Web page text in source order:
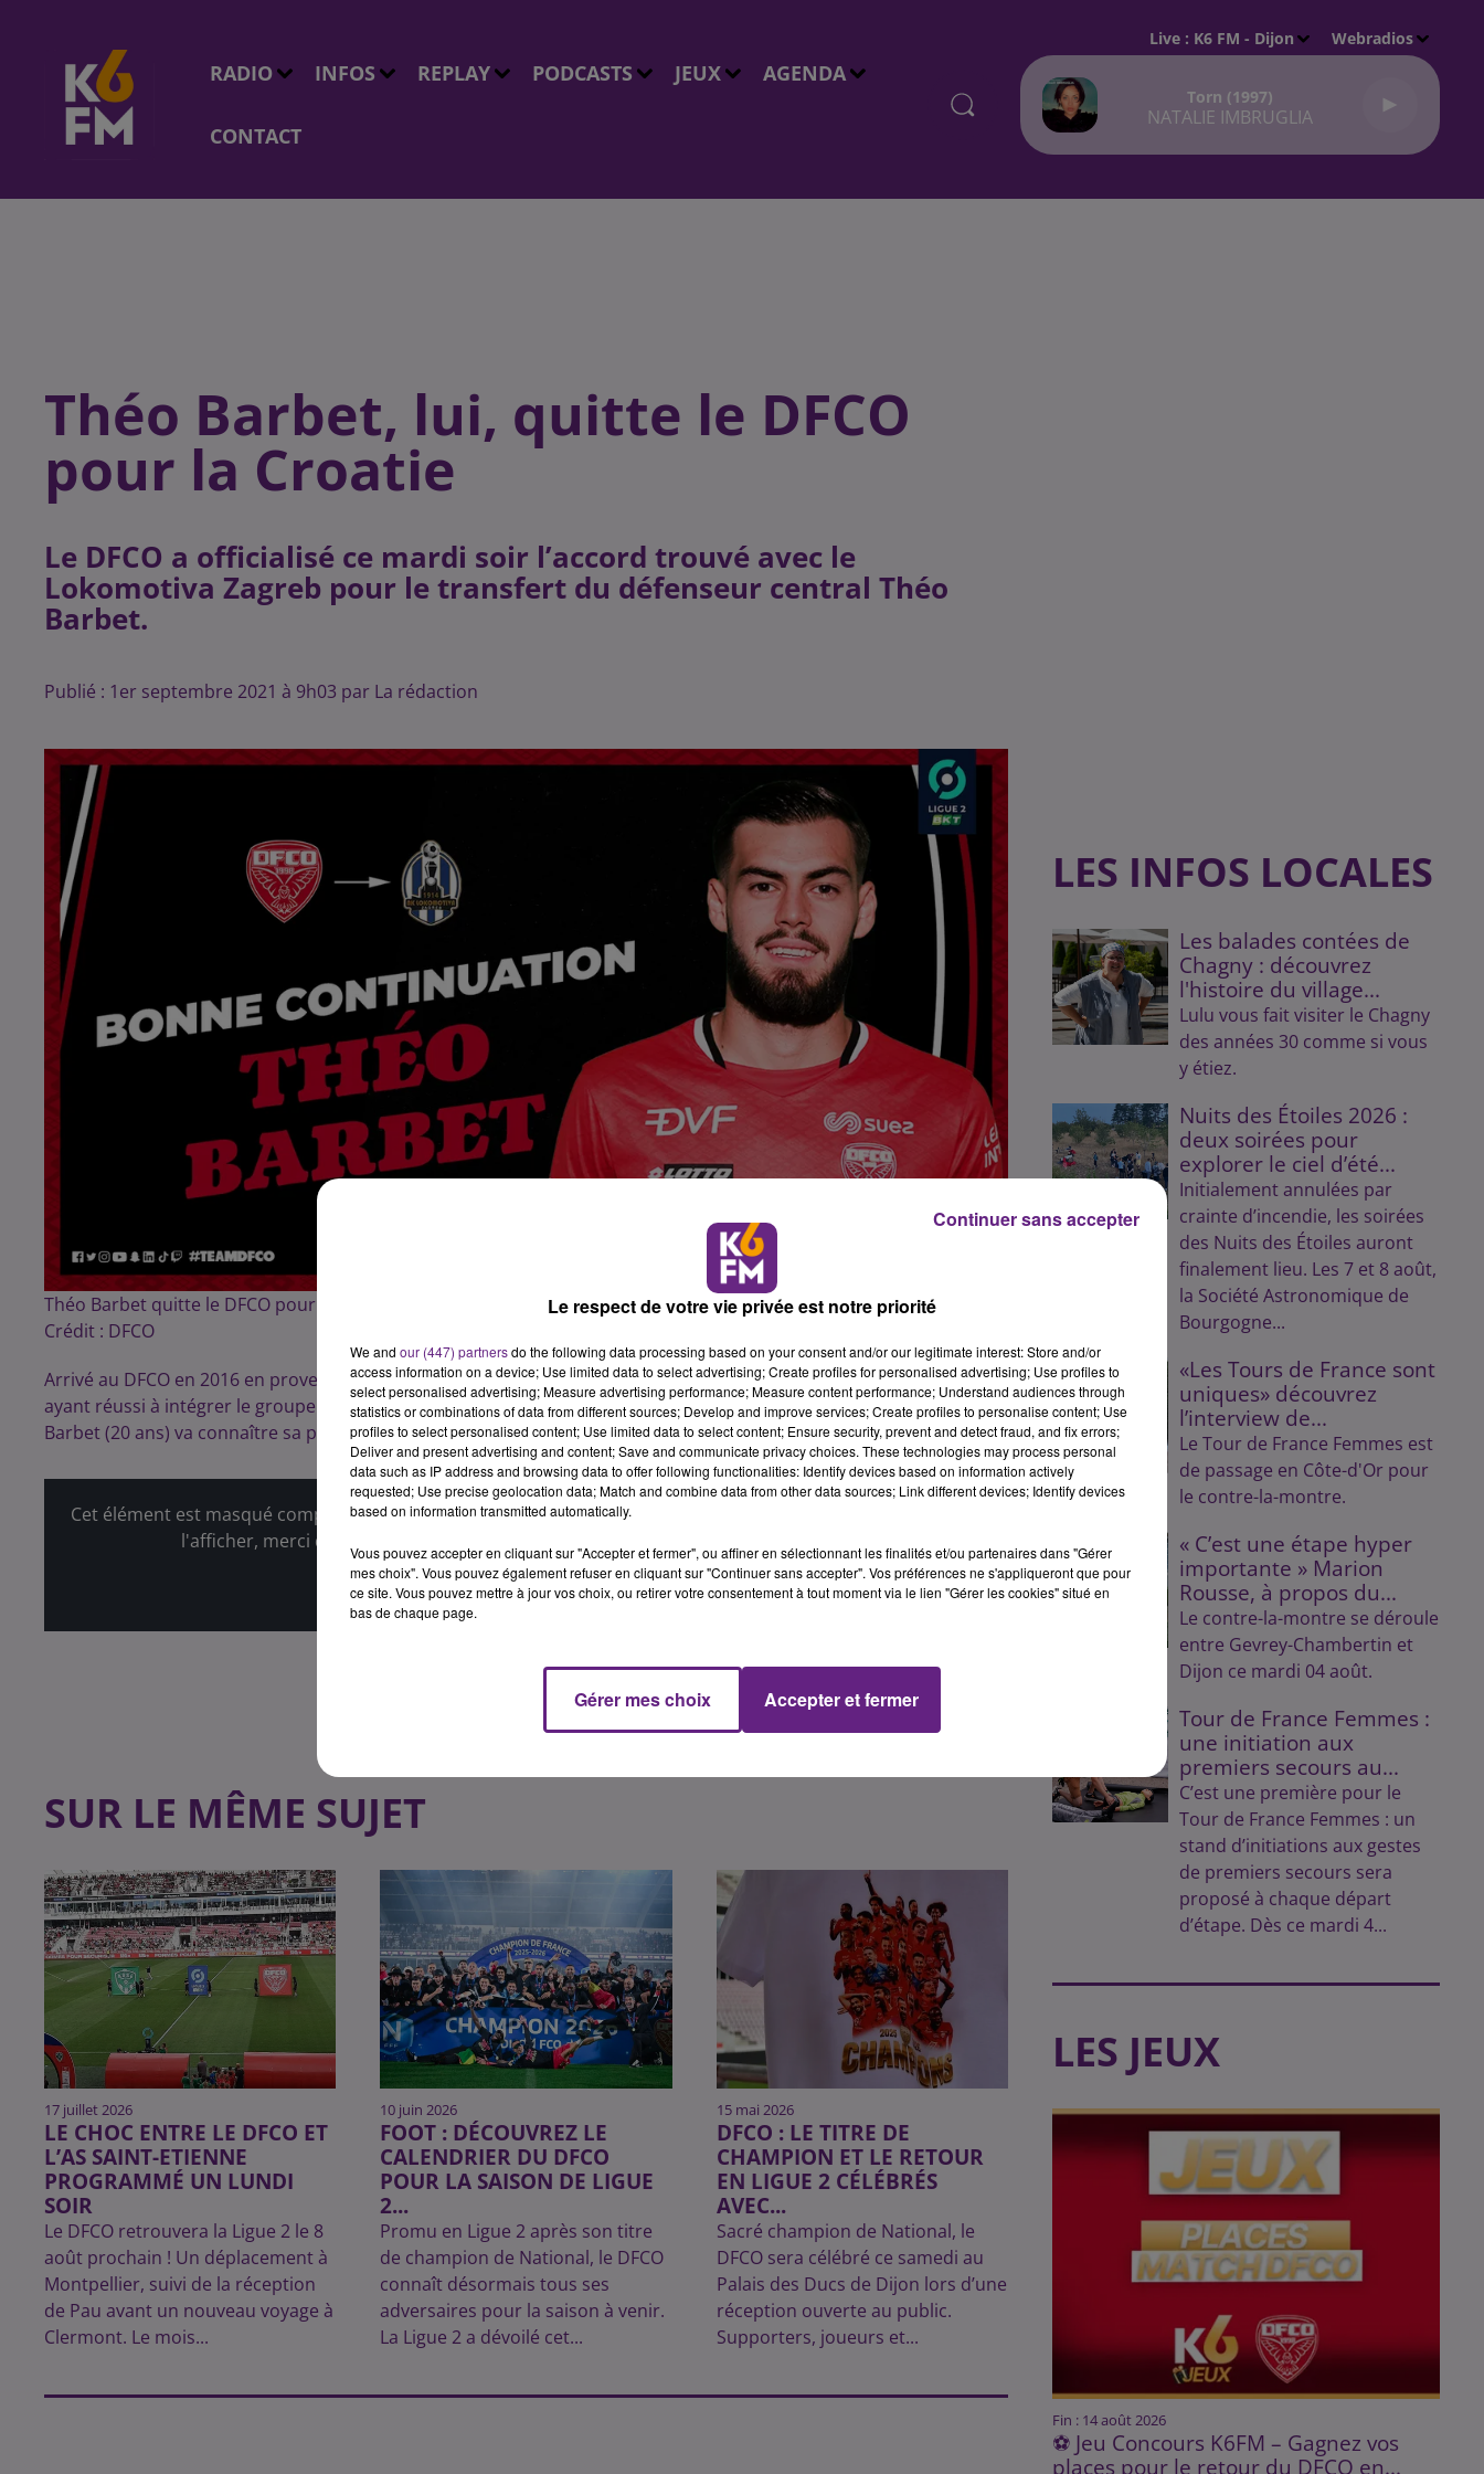
RADIO INFOS REPLAY PODCASTS JEUX AGENDA
CONTACT
Live : K6 FM - Dijon Webradios
Torn (1997)
NATALIE IMBRUGLIA
Théo Barbet, lui, quitte le DFCO
pour la Croatie
Le DFCO a officialisé ce mardi soir l’accord trouvé avec le
Lokomotiva Zagreb pour le transfert du défenseur central Théo
Barbet.
Publié : 1er septembre 2021 à 9h03 par La rédaction
Théo Barbet quitte le DFCO pour la Croatie
Crédit : DFCO
Arrivé au DFCO en 2016 en provenance du club de HL2S, le natif de Mâcon fait partie des joueurs formés au club
ayant réussi à intégrer le groupe professionnel. Prêté la saison dernière au FC Bastia-Borgo pour s’aguerrir, Théo
Barbet (20 ans) va connaître sa première expérience à l’étranger, au Lokomotiva Zagreb (D1 croate).
Cet élément est masqué compte-tenu du refus du dépôt de cookies que vous avez exprimé. Si vous souhaitez
l'afficher, merci de nous donner votre accord en cliquant sur le bouton ci-dessous.
Afficher l'élément
SUR LE MÊME SUJET
17 juillet 2026
LE CHOC ENTRE LE DFCO ET
L’AS SAINT-ETIENNE
PROGRAMMÉ UN LUNDI
SOIR
Le DFCO retrouvera la Ligue 2 le 8
août prochain ! Un déplacement à
Montpellier, suivi de la réception
de Pau avant un nouveau voyage à
Clermont. Le mois...
10 juin 2026
FOOT : DÉCOUVREZ LE
CALENDRIER DU DFCO
POUR LA SAISON DE LIGUE
2...
Promu en Ligue 2 après son titre
de champion de National, le DFCO
connaît désormais tous ses
adversaires pour la saison à venir.
La Ligue 2 a dévoilé cet...
15 mai 2026
DFCO : LE TITRE DE
CHAMPION ET LE RETOUR
EN LIGUE 2 CÉLÉBRÉS
AVEC...
Sacré champion de National, le
DFCO sera célébré ce samedi au
Palais des Ducs de Dijon lors d’une
réception ouverte au public.
Supporters, joueurs et...
LES INFOS LOCALES
Les balades contées de
Chagny : découvrez
l'histoire du village...
Lulu vous fait visiter le Chagny
des années 30 comme si vous
y étiez.
Nuits des Étoiles 2026 :
deux soirées pour
explorer le ciel d’été...
Initialement annulées par
crainte d’incendie, les soirées
des Nuits des Étoiles auront
finalement lieu. Les 7 et 8 août,
la Société Astronomique de
Bourgogne...
«Les Tours de France sont
uniques» découvrez
l’interview de...
Le Tour de France Femmes est
de passage en Côte-d'Or pour
le contre-la-montre.
« C’est une étape hyper
importante » Marion
Rousse, à propos du...
Le contre-la-montre se déroule
entre Gevrey-Chambertin et
Dijon ce mardi 04 août.
Tour de France Femmes :
une initiation aux
premiers secours au...
C’est une première pour le
Tour de France Femmes : un
stand d’initiations aux gestes
de premiers secours sera
proposé à chaque départ
d’étape. Dès ce mardi 4...
LES JEUX
Fin : 14 août 2026
⚽ Jeu Concours K6FM – Gagnez vos
places pour le retour du DFCO en...
Le respect de votre vie privée est notre priorité
We and our (447) partnersdo the following data processing based on your consent and/or our legitimate interest: Store and/or
access information on a device; Use limited data to select advertising; Create profiles for personalised advertising; Use profiles to
select personalised advertising; Measure advertising performance; Measure content performance; Understand audiences through
statistics or combinations of data from different sources; Develop and improve services; Create profiles to personalise content; Use
profiles to select personalised content; Use limited data to select content; Ensure security, prevent and detect fraud, and fix errors;
Deliver and present advertising and content; Save and communicate privacy choices. These technologies may process personal
data such as IP address and browsing data to offer following functionalities: Identify devices based on information actively
requested; Use precise geolocation data; Match and combine data from other data sources; Link different devices; Identify devices
based on information transmitted automatically.
Vous pouvez accepter en cliquant sur "Accepter et fermer", ou affiner en sélectionnant les finalités et/ou partenaires dans "Gérer
mes choix". Vous pouvez également refuser en cliquant sur "Continuer sans accepter". Vos préférences ne s'appliqueront que pour
ce site. Vous pouvez mettre à jour vos choix, ou retirer votre consentement à tout moment via le lien "Gérer les cookies" situé en
bas de chaque page.
Gérer mes choix Accepter et fermer
Continuer sans accepter